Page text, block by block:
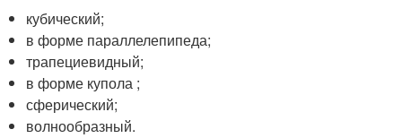
кубический;
в форме параллелепипеда;
трапециевидный;
в форме купола ;
сферический;
волнообразный.